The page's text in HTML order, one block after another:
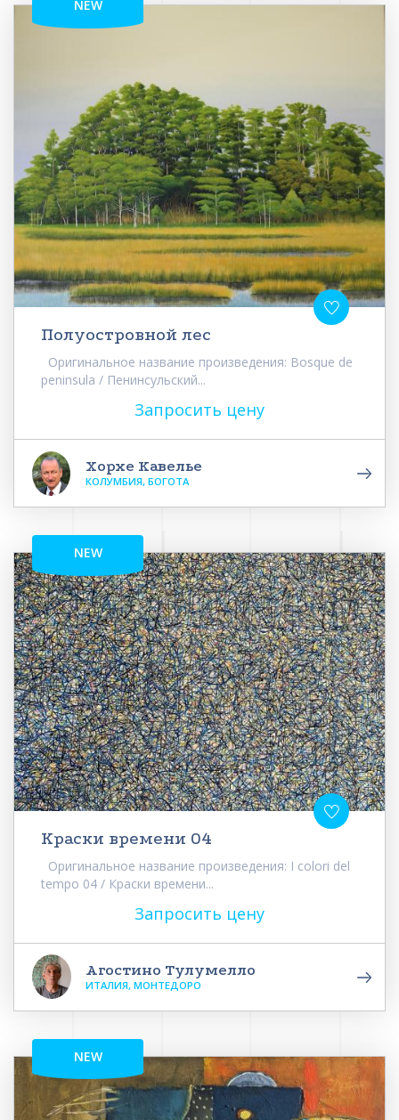
NEW
Полуостровной лес
Оригинальное название произведения: Bosque de
peninsula / Пенинсульский...
Запросить цену
Хорхе Кавелье
КОЛУМБИЯ, БОГОТА
NEW
Краски времени 04
Оригинальное название произведения: I colori del
tempo 04 / Краски времени...
Запросить цену
Агостино Тулумелло
ИТАЛИЯ, МОНТЕДОРО
NEW